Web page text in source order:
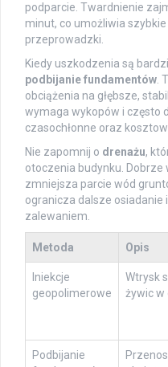
podparcie. Twardnienie
minut, co umożliwia
przeprowadzki.
Kiedy uszkodzenia są
podbijanie fundamentów.
obciążenia na głębsze,
wymaga wykopów i często
czasochłonne oraz
Nie zapomnij o drenażu,
otoczenia budynku.
zmniejsza parcie wód
ogranicza dalsze osiadanie
zalewaniem.
Metoda Opis
Iniekcje
geopolimerowe
Wtrysk
żywic w
Podbijanie